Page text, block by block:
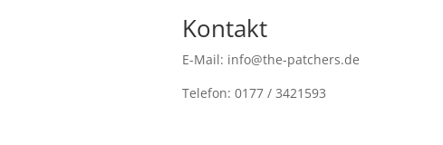
Kontakt
E-Mail: info@the-patchers.de
Telefon: 0177 / 3421593